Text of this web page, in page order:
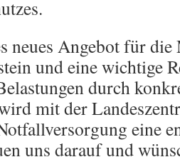
neues Angebot für die
und eine wichtige
durch
mit der
eine
uns darauf und